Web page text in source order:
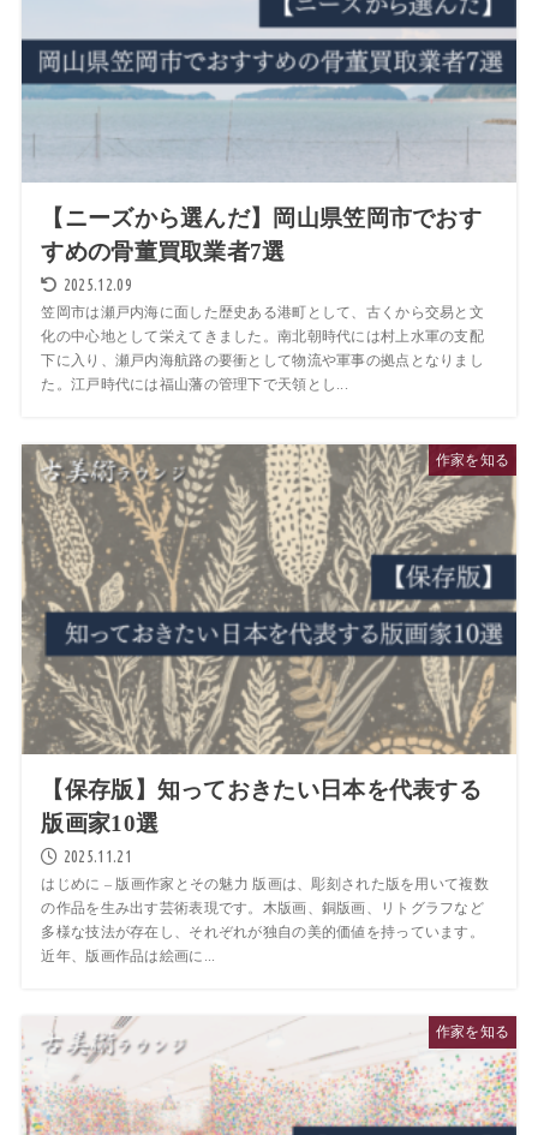
【ニーズから選んだ】岡山県笠岡市でおす
すめの骨董買取業者7選
2025.12.09
笠岡市は瀬戸内海に面した歴史ある港町として、古くから交易と文
化の中心地として栄えてきました。南北朝時代には村上水軍の支配
下に入り、瀬戸内海航路の要衝として物流や軍事の拠点となりまし
た。江戸時代には福山藩の管理下で天領とし...
作家を知る
【保存版】知っておきたい日本を代表する
版画家10選
2025.11.21
はじめに – 版画作家とその魅力 版画は、彫刻された版を用いて複数
の作品を生み出す芸術表現です。木版画、銅版画、リトグラフなど
多様な技法が存在し、それぞれが独自の美的価値を持っています。
近年、版画作品は絵画に...
作家を知る